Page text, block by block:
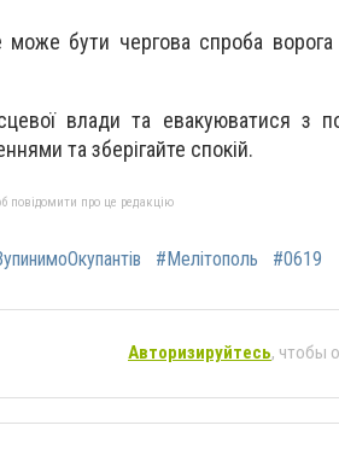
бути чергова спроба ворога
влади та евакуюватися з
та зберігайте спокій.
повідомити про це редакцію
#Мелітополь #0619
Авторизируйтесь, чтобы